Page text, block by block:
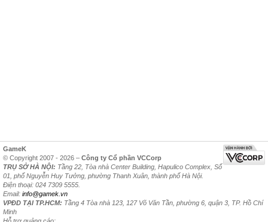
GameK
© Copyright 2007 - 2026 – Công ty Cổ phần VCCorp
TRỤ SỞ HÀ NỘI: Tầng 22, Tòa nhà Center Building, Hapulico Complex, Số
01, phố Nguyễn Huy Tưởng, phường Thanh Xuân, thành phố Hà Nội.
Điện thoại: 024 7309 5555.
Email: info@gamek.vn
VPĐD TẠI TP.HCM: Tầng 4 Tòa nhà 123, 127 Võ Văn Tần, phường 6, quận 3, TP. Hồ Chí
Minh